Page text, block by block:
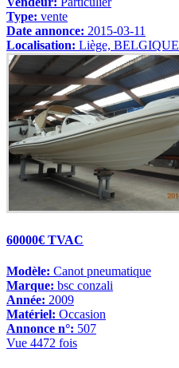
Type: vente
Date annonce: 2015-03-11
Localisation: Liège, BELGIQUE
60000€ TVAC
Modèle: Canot pneumatique
Marque: bsc conzali
Année: 2009
Matériel: Occasion
Annonce n°: 507
Vue 4472 fois